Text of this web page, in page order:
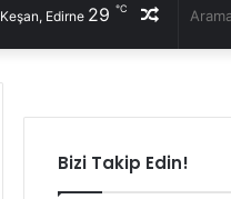
Rastgele
Keşan, Edirne 29 ℃
Bizi Takip Edin!